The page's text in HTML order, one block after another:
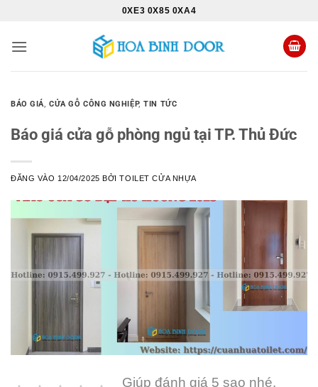
nội
0XE3 0X85 0XA4
BÁO GIÁ,CỬA GỖ CÔNG NGHIỆP,TIN TỨC
Báo giá cửa gỗ phòng ngủ tại TP. Thủ Đức
ĐĂNG VÀO 12/04/2025 BỞITOILET CỬA NHỰA
Giúp đánh giá 5 sao nhé.